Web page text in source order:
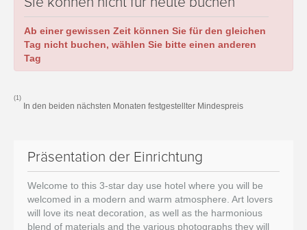
Ab einer gewissen Zeit können Sie für den gleichen
Tag nicht buchen, wählen Sie bitte einen anderen
Tag
(1)
In den beiden nächsten Monaten festgestellter Mindespreis
Präsentation der Einrichtung
Welcome to this 3-star day use hotel where you will be
welcomed in a modern and warm atmosphere. Art lovers
will love its neat decoration, as well as the harmonious
blend of materials and the various photographs they will